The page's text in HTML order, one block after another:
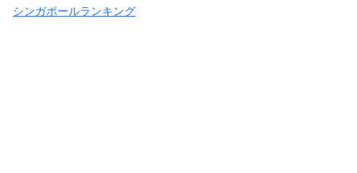
シンガポールランキング